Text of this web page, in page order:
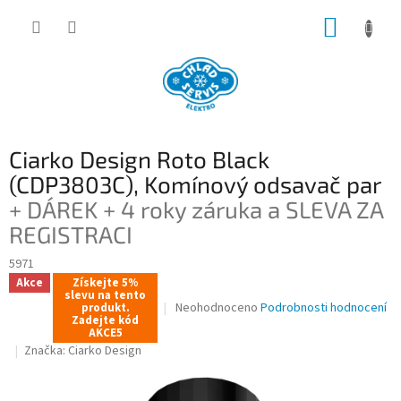
Ciarko Design Roto Black
(CDP3803C), Komínový odsavač par
+ DÁREK + 4 roky záruka a SLEVA ZA
REGISTRACI
5971
Akce Získejte 5%
slevu na tento
produkt.
Zadejte kód
AKCE5
Průměrné
0,0
Neohodnoceno Podrobnosti hodnocení
Značka: Ciarko Design